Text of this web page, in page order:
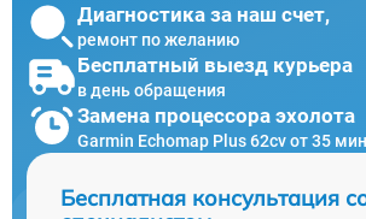
Диагностика за наш счет,
ремонт по желанию
Бесплатный выезд курьера
в день обращения
Замена процессора эхолота
Garmin Echomap Plus 62cv от 35
Бесплатная консультация